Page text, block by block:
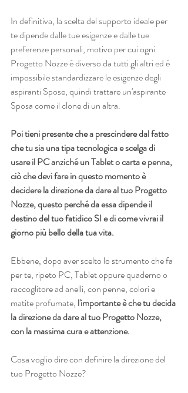
In definitiva, la scelta del supporto ideale per
te dipende dalle tue esigenze e dalle tue
preferenze personali, motivo per cui ogni
Progetto Nozze è diverso da tutti gli altri ed è
impossibile standardizzare le esigenze degli
aspiranti Spose, quindi trattare un'aspirante
Sposa come il clone di un altra.
Poi tieni presente che a prescindere dal fatto
che tu sia una tipa tecnologica e scelga di
usare il PC anziché un Tablet o carta e penna,
ciò che devi fare in questo momento è
decidere la direzione da dare al tuo Progetto
Nozze, questo perché da essa dipende il
destino del tuo fatidico SI e di come vivrai il
giorno più bello della tua vita.
Ebbene, dopo aver scelto lo strumento che fa
per te, ripeto PC, Tablet oppure quaderno o
raccoglitore ad anelli, con penne, colori e
matite profumate, l'importante è che tu decida
la direzione da dare al tuo Progetto Nozze,
con la massima cura e attenzione.
Cosa voglio dire con definire la direzione del
tuo Progetto Nozze?